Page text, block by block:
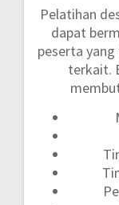
Pelatihan
dapat
peserta
terkait.